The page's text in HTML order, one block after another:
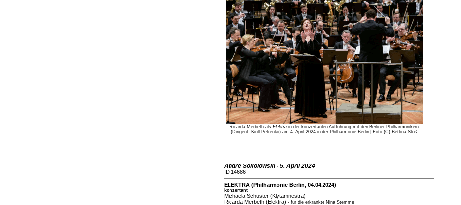
Ricarda Merbeth als Elektra in der konzertanten Aufführung mit den Berliner Philharmonikern
(Dirigent: Kirill Petrenko) am 4. April 2024 in der Philharmonie Berlin | Foto (C) Bettina Stöß
Andre Sokolowski - 5. April 2024
ID 14686
ELEKTRA (Philharmonie Berlin, 04.04.2024)
konzertant
Michaela Schuster (Klytämnestra)
Ricarda Merbeth (Elektra) - für die erkrankte Nina Stemme